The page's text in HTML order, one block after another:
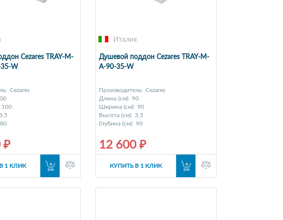
Cezares TRAY-M-
W
Cezares
100
80
₽
1 КЛИК
Италия
Душевой поддон Cezares TRAY-M-
A-90-35-W
Производитель: Cezares
Длина (см): 90
Ширина (см): 90
Высота (см): 3,5
Глубина (см): 90
12 600 ₽
КУПИТЬ В 1 КЛИК